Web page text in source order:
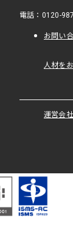
電話：0120-
お問い
人材を
運営会社